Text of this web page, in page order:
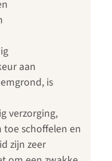
aan
is
verzorging,
toe schoffelen en
zijn zeer